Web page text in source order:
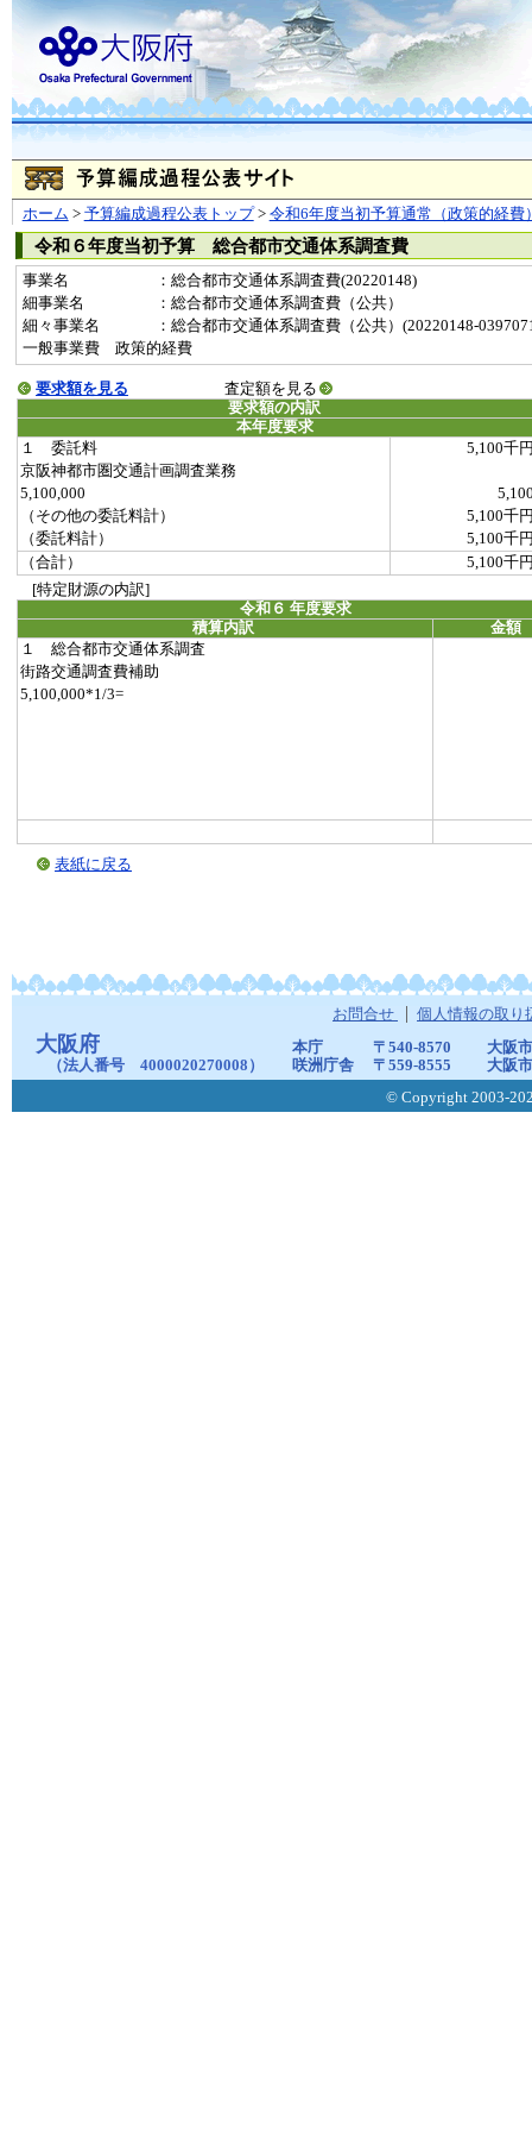
ホーム > 予算編成過程公表トップ> 令和6年度当初予算通常（政策的経費
令和６年度当初予算 総合都市交通体系調査費
事業名
：総合都市交通体系調査費(20220148)
細事業名
：総合都市交通体系調査費（公共）
細々事業名
：総合都市交通体系調査費（公共）(20220148-
一般事業費 政策的経費
要求額を見る
査定額を見る
要求額の内訳
本年度要求
１ 委託料
5,100千
京阪神都市圏交通計画調査業務
5,100,000
（その他の委託料計）
5,100千
（委託料計）
5,100千
（合計）
5,100千
[特定財源の内訳]
令和６ 年度要求
積算内訳
金額
１ 総合都市交通体系調査
街路交通調査費補助
5,100,000*1/3=
表紙に戻る
お問合せ 個人情報の取り
大阪府
（法人番号 4000020270008）
本庁 〒540-8570
大阪
咲洲庁舎
〒559-8555
大阪
© Copyright 2003-